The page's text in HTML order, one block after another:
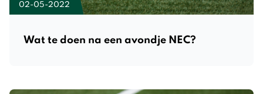
02-05-2022
Wat te doen na een avondje NEC?